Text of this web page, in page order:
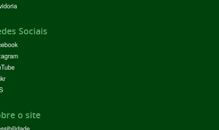
Sociais
o site